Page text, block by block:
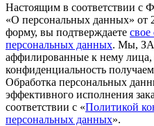
Настоящим в соответствии с
«О персональных данных» от
форму, вы подтверждаете свое
персональных данных. Мы,
аффилированные к нему лица,
конфиденциальность
Обработка персональных
эффективного исполнения
соответствии с «Политикой
персональных данных».